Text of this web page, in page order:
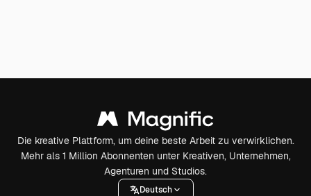
Die kreative Plattform, um deine beste Arbeit zu verwirklichen.
Mehr als 1 Million Abonnenten unter Kreativen, Unternehmen,
Agenturen und Studios.
Deutsch